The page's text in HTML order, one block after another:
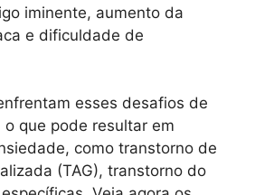
iminente, aumento da
e dificuldade de
esses desafios de
que pode resultar em
como transtorno de
(TAG), transtorno do